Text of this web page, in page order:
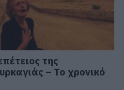
της
– Το χρονικό